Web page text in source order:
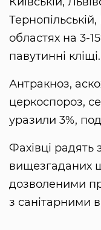
областях на 3-
павутинні кліщі.
Антракноз,
церкоспороз,
уразили 3%,
Фахівці радять
вищезгаданих
дозволеними
з санітарними